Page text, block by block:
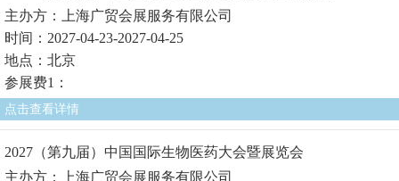
主办方：上海广贸会展服务有限公司
时间：2027-04-23-2027-04-25
地点：北京
参展费1：
点击查看详情
2027（第九届）中国国际生物医药大会暨展览会
主办方：上海广贸会展服务有限公司